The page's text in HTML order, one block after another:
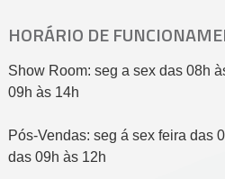
HORÁRIO DE
Show Room: seg a sex das 08h
09h às 14h
Pós-Vendas: seg á sex feira das
das 09h às 12h